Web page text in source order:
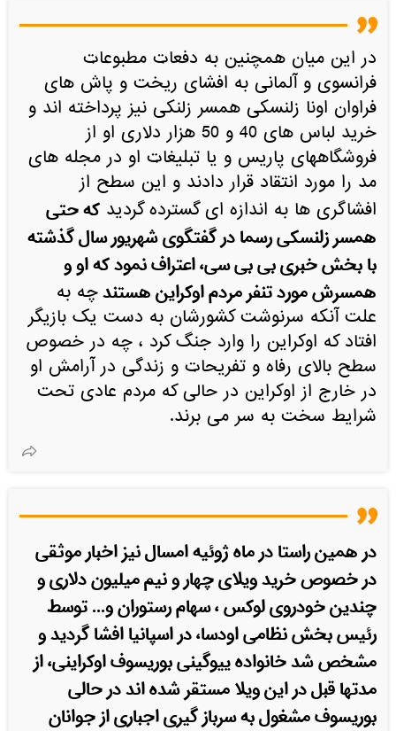
در این میان همچنین به دفعات مطبوعات
فرانسوی و آلمانی به افشای ریخت و پاش های
فراوان اونا زلنسکی همسر زلنکی نیز پرداخته اند و
خرید لباس های 40 و 50 هزار دلاری او از
فروشگاههای پاریس و یا تبلیغات او در مجله های
مد را مورد انتقاد قرار دادند و این سطح از
افشاگری ها به اندازه ای گسترده گردید که حتی
همسر زلنسکی رسما در گفتگوی شهریور سال گذشته
با بخش خبری بی بی سی، اعتراف نمود که او و
همسرش مورد تنفر مردم اوکراین هستندچه به
علت آنکه سرنوشت کشورشان به دست یک بازیگر
افتاد که اوکراین را وارد جنگ کرد ، چه در خصوص
سطح بالای رفاه و تفریحات و زندگی در آرامش او
در خارج از اوکراین در حالی که مردم عادی تحت
شرایط سخت به سر می برند.
در همین راستا در ماه ژوئیه امسال نیز اخبار موثقی
در خصوص خرید ویلای چهار و نیم میلیون دلاری و
چندین خودروی لوکس ، سهام رستوران و... توسط
رئیس بخش نظامی اودسا، در اسپانیا افشا گردید و
مشخص شد خانواده ییوگینی بوریسوف اوکراینی، از
مدتها قبل در این ویلا مستقر شده اند در حالی
بوریسوف مشغول به سرباز گیری اجباری از جوانان